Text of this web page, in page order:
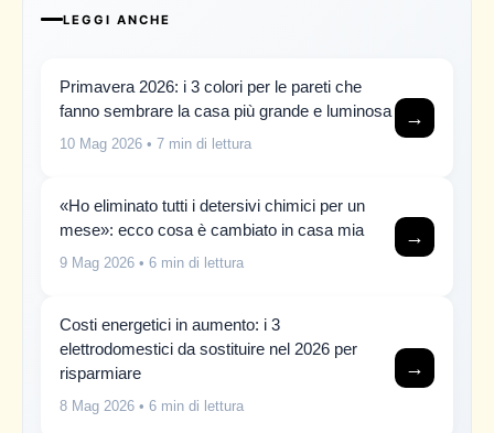
LEGGI ANCHE
Primavera 2026: i 3 colori per le pareti che
fanno sembrare la casa più grande e luminosa
10 Mag 2026 • 7 min di lettura
→
«Ho eliminato tutti i detersivi chimici per un
mese»: ecco cosa è cambiato in casa mia
9 Mag 2026 • 6 min di lettura
→
Costi energetici in aumento: i 3
elettrodomestici da sostituire nel 2026 per
risparmiare
8 Mag 2026 • 6 min di lettura
→